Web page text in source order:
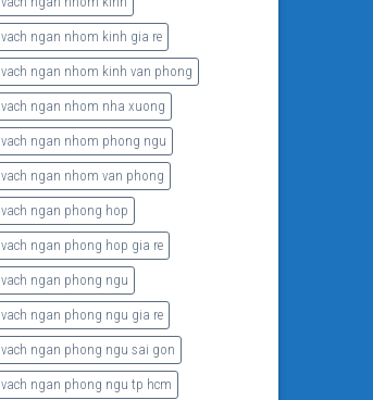
vach ngan nhom kinh gia re
vach ngan nhom kinh van phong
vach ngan nhom nha xuong
vach ngan nhom phong ngu
vach ngan nhom van phong
vach ngan phong hop
vach ngan phong hop gia re
vach ngan phong ngu
vach ngan phong ngu gia re
vach ngan phong ngu sai gon
vach ngan phong ngu tp hcm